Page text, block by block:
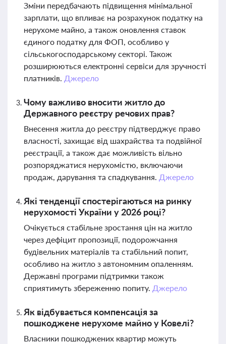
Зміни передбачають підвищення мінімальної
зарплати, що впливає на розрахунок податку на
нерухоме майно, а також оновлення ставок
єдиного податку для ФОП, особливо у
сільськогосподарському секторі. Також
розширюються електронні сервіси для зручності
платників. Джерело
Чому важливо вносити житло до
Державного реєстру речових прав?
Внесення житла до реєстру підтверджує право
власності, захищає від шахрайства та подвійної
реєстрації, а також дає можливість вільно
розпоряджатися нерухомістю, включаючи
продаж, дарування та спадкування. Джерело
Які тенденції спостерігаються на ринку
нерухомості України у 2026 році?
Очікується стабільне зростання цін на житло
через дефіцит пропозиції, подорожчання
будівельних матеріалів та стабільний попит,
особливо на житло з автономним опаленням.
Державні програми підтримки також
сприятимуть збереженню попиту. Джерело
Як відбувається компенсація за
пошкоджене нерухоме майно у Ковелі?
Власники пошкоджених квартир можуть